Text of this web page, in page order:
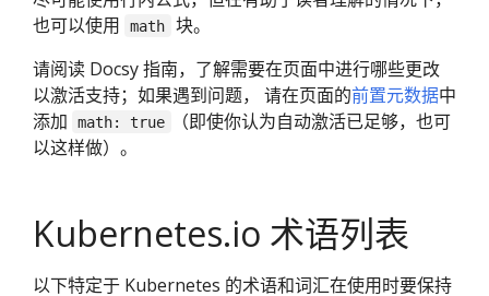
也可以使用
math
块。
请阅读 Docsy 指南，了解需要在页面中进行哪些更改
以激活支持；如果遇到问题， 请在页面的前置元数据中
添加
math: true
（即使你认为自动激活已足够，也可
以这样做）。
Kubernetes.io 术语列表
以下特定于 Kubernetes 的术语和词汇在使用时要保持